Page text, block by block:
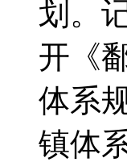
划。
开《
体系
镇体